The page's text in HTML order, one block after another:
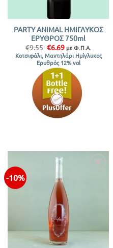
PARTY ANIMAL ΗΜΙΓΛΥΚΟΣ
ΕΡΥΘΡΟΣ 750ml
€9.55 Original
price
was:
€9.55.
€6.69Η
τρέχουσα
τιμή
είναι:
€6.69.
με Φ.Π.Α.
Κοτσιφάλι, Μαντηλάρι Ημίγλυκος
Ερυθρός 12% vol
-10%